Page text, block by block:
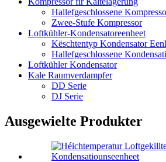
Hallefgeschlossene
Zwee-Stufe Kompressor
Loftkühler-Kondensatoreenheet
Këschtentyp Kondensator
Hallefgeschlossene
Loftkühler Kondensator
Kale Raumverdampfer
DD Serie
DJ Serie
Ausgewielte Produkter